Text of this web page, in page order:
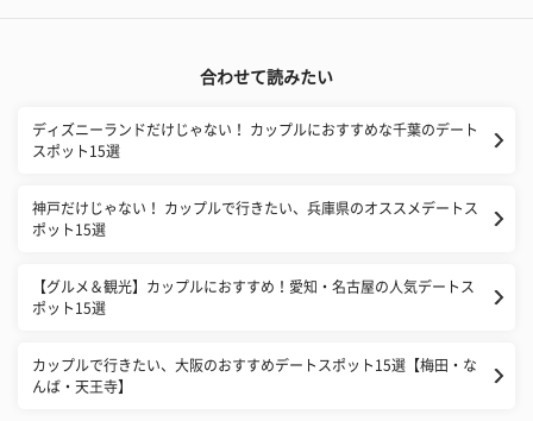
合わせて読みたい
ディズニーランドだけじゃない！ カップルにおすすめな千葉のデート
スポット15選
神戸だけじゃない！ カップルで行きたい、兵庫県のオススメデートス
ポット15選
【グルメ＆観光】カップルにおすすめ！愛知・名古屋の人気デートス
ポット15選
カップルで行きたい、大阪のおすすめデートスポット15選【梅田・な
んば・天王寺】